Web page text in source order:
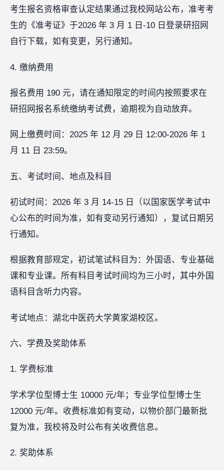
考生报名资格审查认定结果通过我校网站公布，准考考
生的《准考证》于2026 年 3 月 1 日-10 日登录研招网
自行下载，如有变更，另行通知。
4. 缴纳费用
报名费用 190 元，请在通知限定的时间内按照要求在
研招网报名系统缴纳考试费，逾期视为自动放弃。
网上缴费时间：2025 年 12 月 29 日 12:00-2026 年 1
月 11 日 23:59。
五、考试时间、地点及科目
初试时间：2026 年 3 月 14-15 日（以国家医学考试中
心公布的时间为准，如有变动另行通知），复试日期另
行通知。
根据教育部规定，初试笔试科目为：外国语、专业基础
课和专业课。所有科目考试时间均为三小时，其中外国
语科目含听力内容。
考试地点：湖北中医药大学黄家湖校区。
六、学费及奖助体系
1. 学费标准
学术学位型博士生 10000 元/年；专业学位型博士生
12000 元/年。收费标准如有变动，以物价部门最新批
复为准，我校将及时公布有关收费信息。
2. 奖助体系